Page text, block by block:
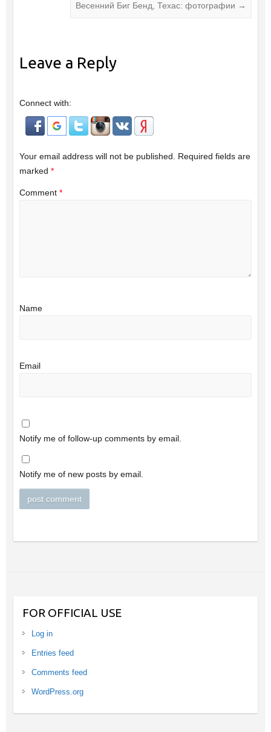
Весенний Биг Бенд, Техас: фотографии →
Leave a Reply
Connect with:
Your email address will not be published.
Required fields are
marked *
Comment *
Name
Email
Notify me of follow-up comments by email.
Notify me of new posts by email.
FOR OFFICIAL USE
Log in
Entries feed
Comments feed
WordPress.org